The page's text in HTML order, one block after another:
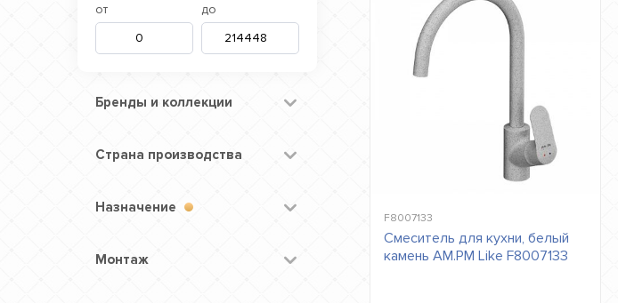
от до
Бренды и коллекции
Страна производства
Назначение
Монтаж
F8007133
Смеситель для кухни, белый
камень AM.PM Like F8007133